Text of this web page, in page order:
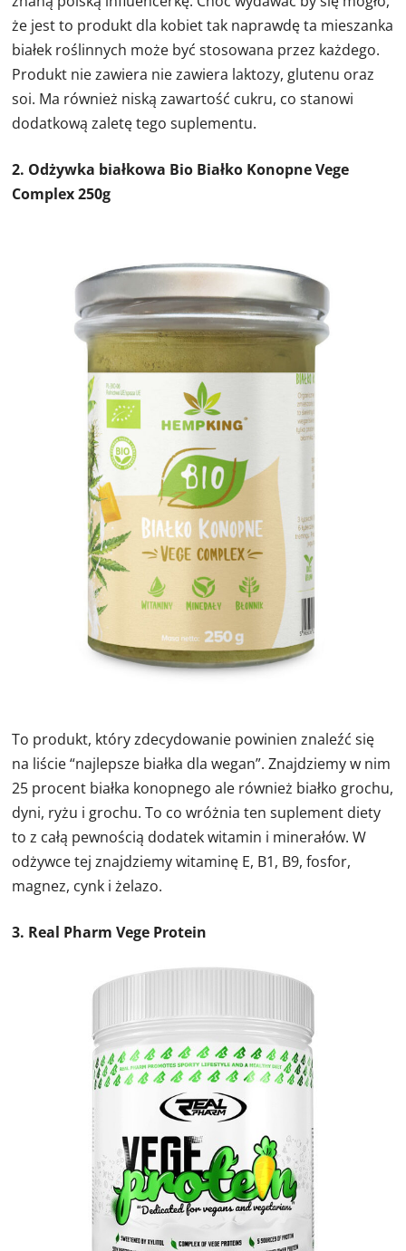
że jest to produkt dla kobiet tak naprawdę ta mieszanka
białek roślinnych może być stosowana przez każdego.
Produkt nie zawiera nie zawiera laktozy, glutenu oraz
soi. Ma również niską zawartość cukru, co stanowi
dodatkową zaletę tego suplementu.
2. Odżywka białkowa Bio Białko Konopne Vege
Complex 250g
To produkt, który zdecydowanie powinien znaleźć się
na liście “najlepsze białka dla wegan”. Znajdziemy w nim
25 procent białka konopnego ale również białko grochu,
dyni, ryżu i grochu. To co wróżnia ten suplement diety
to z całą pewnością dodatek witamin i minerałów. W
odżywce tej znajdziemy witaminę E, B1, B9, fosfor,
magnez, cynk i żelazo.
3. Real Pharm Vege Protein